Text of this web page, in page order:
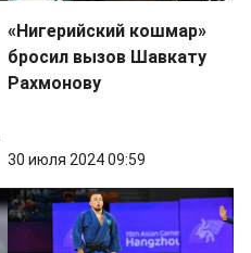
«Нигерийский кошмар»
бросил вызов Шавкату
Рахмонову
30 июля 2024 09:59